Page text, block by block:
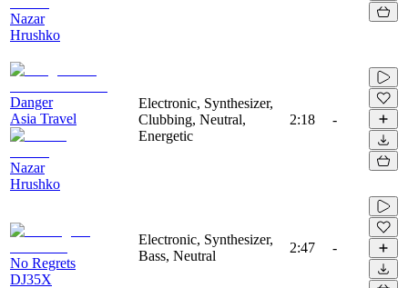
Nazar
Hrushko
Danger
Asia Travel
Nazar
Hrushko
Electronic, Synthesizer,
Clubbing, Neutral,
Energetic
2:18 -
No Regrets
DJ35X
Electronic, Synthesizer,
Bass, Neutral
2:47 -